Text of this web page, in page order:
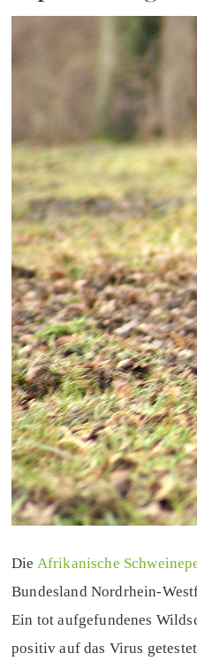
Die Afrikanische
Bundesland Nordrhein-
Ein tot aufgefundenes
positiv auf das Virus